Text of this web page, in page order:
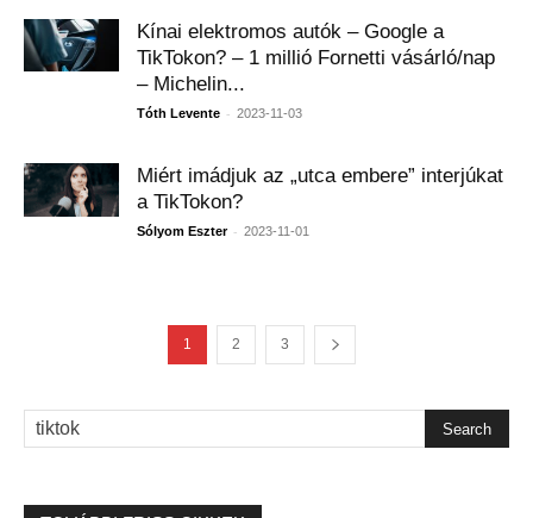
Kínai elektromos autók – Google a
TikTokon? – 1 millió Fornetti vásárló/nap
– Michelin...
Tóth Levente - 2023-11-03
Miért imádjuk az „utca embere” interjúkat
a TikTokon?
Sólyom Eszter - 2023-11-01
1 2 3